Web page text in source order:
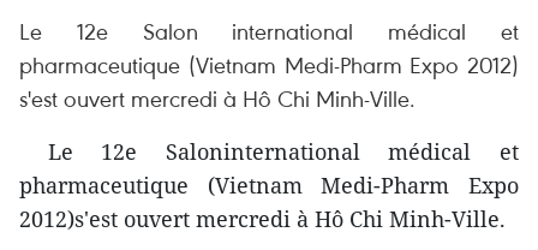
Le 12e Salon international médical et
pharmaceutique (Vietnam Medi-Pharm Expo 2012)
s'est ouvert mercredi à Hô Chi Minh-Ville.
Le 12e Saloninternational médical et
pharmaceutique (Vietnam Medi-Pharm Expo
2012)s'est ouvert mercredi à Hô Chi Minh-Ville.